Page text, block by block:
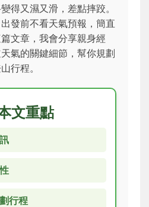
得又濕又滑，差點摔跤。
發前不看天氣預報，簡直
文章，我會分享親身經
氣的關鍵細節，幫你規劃
行程。
文重點
行程